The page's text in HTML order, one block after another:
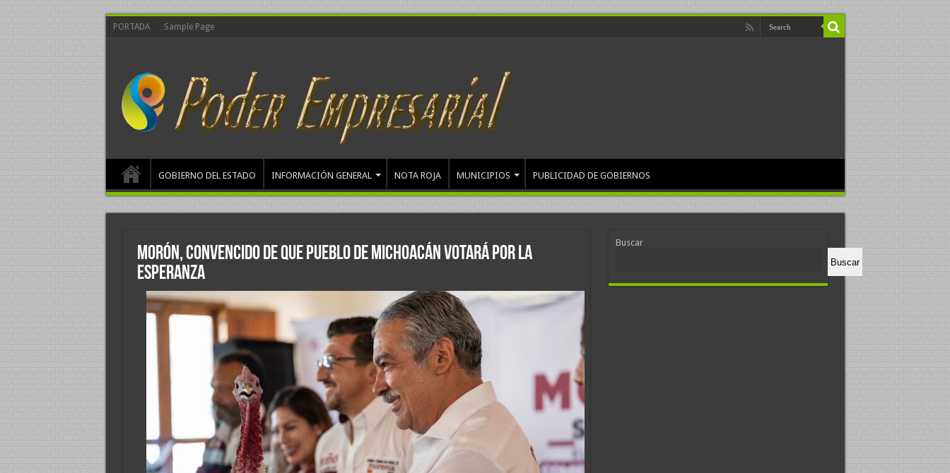
PORTADA Sample Page
GOBIERNO DEL ESTADO INFORMACIÓN GENERAL NOTA ROJA MUNICIPIOS PUBLICIDAD DE GOBIERNOS
Morón, convencido de que pueblo de Michoacán votará por la
esperanza
Buscar
Buscar